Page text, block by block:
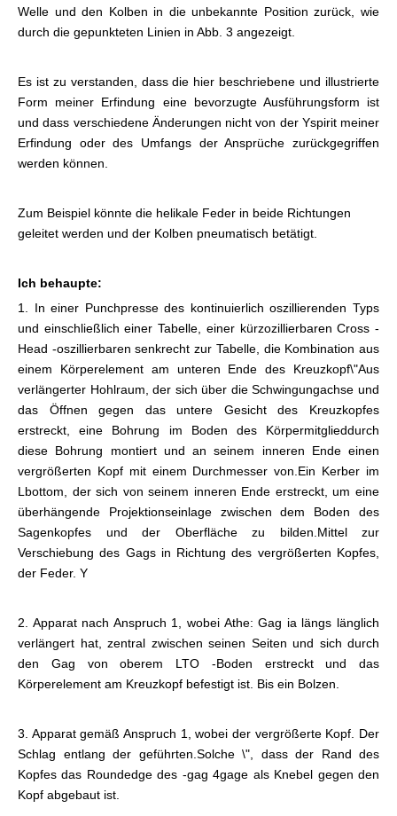
Welle und den Kolben in die unbekannte Position zurück, wie
durch die gepunkteten Linien in Abb. 3 angezeigt.
Es ist zu verstanden, dass die hier beschriebene und illustrierte
Form meiner Erfindung eine bevorzugte Ausführungsform ist
und dass verschiedene Änderungen nicht von der Yspirit meiner
Erfindung oder des Umfangs der Ansprüche zurückgegriffen
werden können.
Zum Beispiel könnte die helikale Feder in beide Richtungen
geleitet werden und der Kolben pneumatisch betätigt.
Ich behaupte:
1. In einer Punchpresse des kontinuierlich oszillierenden Typs
und einschließlich einer Tabelle, einer kürzozillierbaren Cross -
Head -oszillierbaren senkrecht zur Tabelle, die Kombination aus
einem Körperelement am unteren Ende des Kreuzkopf\"Aus
verlängerter Hohlraum, der sich über die Schwingungachse und
das Öffnen gegen das untere Gesicht des Kreuzkopfes
erstreckt, eine Bohrung im Boden des Körpermitglieddurch
diese Bohrung montiert und an seinem inneren Ende einen
vergrößerten Kopf mit einem Durchmesser von. Ein Kerber im
Lbottom, der sich von seinem inneren Ende erstreckt, um eine
überhängende Projektionseinlage zwischen dem Boden des
Sagenkopfes und der Oberfläche zu bilden. Mittel zur
Verschiebung des Gags in Richtung des vergrößerten Kopfes,
der Feder. Y
2. Apparat nach Anspruch 1, wobei Athe: Gag ia längs länglich
verlängert hat, zentral zwischen seinen Seiten und sich durch
den Gag von oberem LTO -Boden erstreckt und das
Körperelement am Kreuzkopf befestigt ist. Bis ein Bolzen
3. Apparat gemäß Anspruch 1, wobei der vergrößerte Kopf. Der
Schlag entlang der geführten. Solche \", dass der Rand des
Kopfes das Roundedge des -gag 4gage als Knebel gegen den
Kopf abgebaut ist.